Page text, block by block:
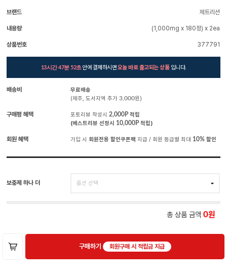
브랜드 제트리션
내용량 (1,000mg x 180정) x 2ea
상품번호 377791
13시간 47분 50초안에 결제하시면오늘 바로 출고되는 상품입니다.
배송비
무료배송
(제주, 도서지역 추가 3,000원)
구매평 혜택 포토리뷰 작성시 2,000P적립
(베스트리뷰 선정시 10,000P적립)
회원 혜택 가입 시 회원전용 할인쿠폰팩 지급 / 회원 등급별 최대 10%할인
보충제 하나 더
총 상품 금액 0
구매하기 회원구매 시 적립금 지급